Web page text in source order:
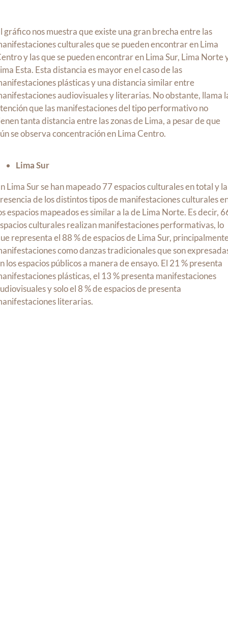
gráfico nos muestra que existe una gran brecha entre las
culturales que se pueden encontrar en Lima
y las que se pueden encontrar en Lima Sur, Lima Norte
Esta. Esta distancia es mayor en el caso de las
plásticas y una distancia similar entre
audiovisuales y literarias. No obstante, llama
que las manifestaciones del tipo performativo no
tanta distancia entre las zonas de Lima, a pesar de que
se observa concentración en Lima Centro.
Lima Sur
Lima Sur se han mapeado 77 espacios culturales en total y la
de los distintos tipos de manifestaciones culturales
espacios mapeados es similar a la de Lima Norte. Es decir,
culturales realizan manifestaciones performativas, lo
representa el 88 % de espacios de Lima Sur,
como danzas tradicionales que son
los espacios públicos a manera de ensayo. El 21 % presenta
plásticas, el 13 % presenta manifestaciones
y solo el 8 % de espacios de presenta
literarias.